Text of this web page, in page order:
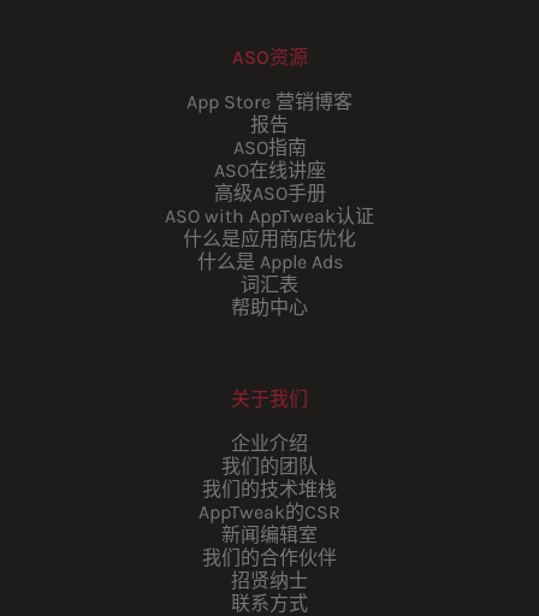
ASO资源
App Store 营销博客
报告
ASO指南
ASO在线讲座
高级ASO手册
ASO with AppTweak认证
什么是应用商店优化
什么是 Apple Ads
词汇表
帮助中心
关于我们
企业介绍
我们的团队
我们的技术堆栈
AppTweak的CSR
新闻编辑室
我们的合作伙伴
招贤纳士
联系方式